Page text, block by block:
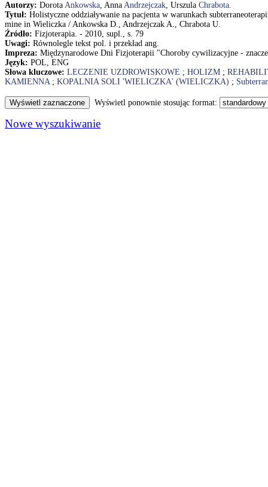
Autorzy: Dorota Ankowska, Anna Andrzejczak, Urszula Chrabota.
Tytuł: Holistyczne oddziaływanie na pacjenta w warunkach
mine in Wieliczka / Ankowska D., Andrzejczak A., Chrabota U.
Źródło: Fizjoterapia. - 2010, supl., s. 79
Uwagi: Równolegle tekst pol. i przekład ang.
Impreza: Międzynarodowe Dni Fizjoterapii "Choroby cywilizacyjne -
Język: POL, ENG
Słowa kluczowe: LECZENIE UZDROWISKOWE ; HOLIZM ;
KAMIENNA; KOPALNIA SOLI 'WIELICZKA' (WIELICZKA) ;
Wyświetl ponownie stosując format:
Nowe wyszukiwanie